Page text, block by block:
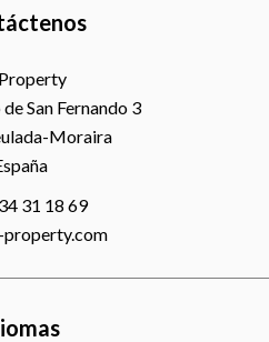
San Fernando 3
Moraira
31 18 69
property.com